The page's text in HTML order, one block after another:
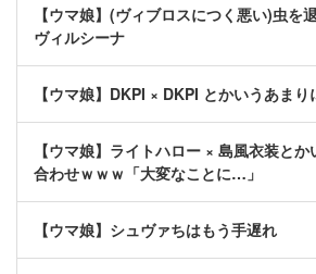
【ウマ娘】(ヴィブロスにつく悪い)虫を
ヴィルシーナ
【ウマ娘】DKPI × DKPI とかいうあま
【ウマ娘】ライトハロー × 島風衣装と
合わせｗｗｗ「大変なことに…」
【ウマ娘】シュヴァちはもう手遅れ